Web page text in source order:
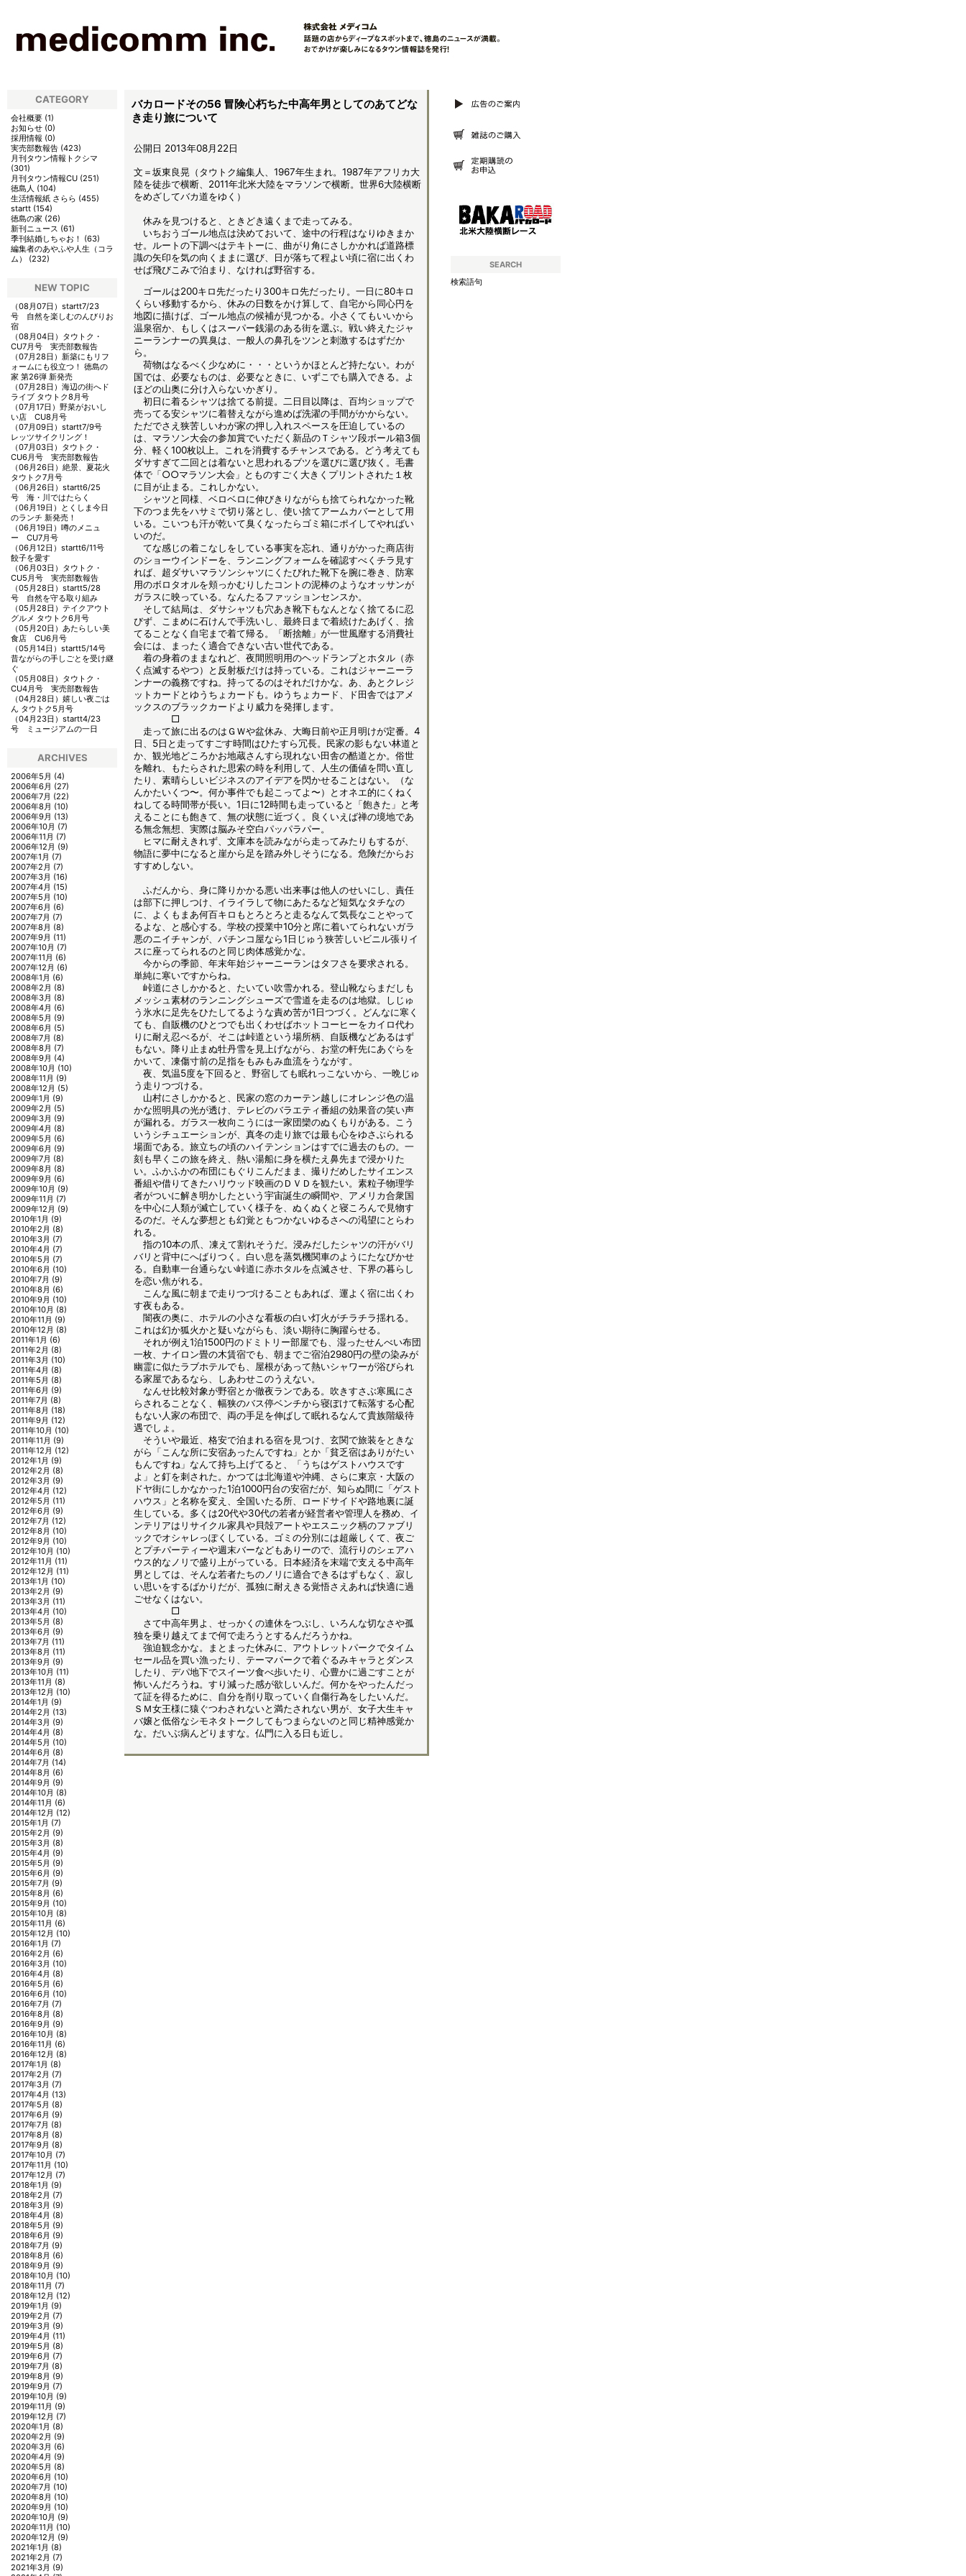
バカロードその56 冒険心朽ちた中高年男としてのあてどな
き走り旅について
公開日 2013年08月22日
文＝坂東良晃（タウトク編集人、1967年生まれ。1987年アフリカ大
陸を徒歩で横断、2011年北米大陸をマラソンで横断。世界6大陸横断
をめざしてバカ道をゆく）
休みを見つけると、ときどき遠くまで走ってみる。
いちおうゴール地点は決めておいて、途中の行程はなりゆきまか
せ。ルートの下調べはテキトーに、曲がり角にさしかかれば道路標
識の矢印を気の向くままに選び、日が落ちて程よい頃に宿に出くわ
せば飛びこみで泊まり、なければ野宿する。
ゴールは200キロ先だったり300キロ先だったり。一日に80キロ
くらい移動するから、休みの日数をかけ算して、自宅から同心円を
地図に描けば、ゴール地点の候補が見つかる。小さくてもいいから
温泉宿か、もしくはスーパー銭湯のある街を選ぶ。戦い終えたジャ
ニーランナーの異臭は、一般人の鼻孔をツンと刺激するはずだか
ら。
荷物はなるべく少なめに・・・というかほとんど持たない。わが
国では、必要なものは、必要なときに、いずこでも購入できる。よ
ほどの山奥に分け入らないかぎり。
初日に着るシャツは捨てる前提。二日目以降は、百均ショップで
売ってる安シャツに着替えながら進めば洗濯の手間がかからない。
ただでさえ狭苦しいわが家の押し入れスペースを圧迫しているの
は、マラソン大会の参加賞でいただく新品のＴシャツ段ボール箱3個
分、軽く100枚以上。これを消費するチャンスである。どう考えても
ダサすぎて二回とは着ないと思われるブツを選びに選び抜く。毛書
体で「○○マラソン大会」とものすごく大きくプリントされた１枚
に目が止まる。これしかない。
シャツと同様、ベロベロに伸びきりながらも捨てられなかった靴
下のつま先をハサミで切り落とし、使い捨てアームカバーとして用
いる。こいつも汗が乾いて臭くなったらゴミ箱にポイしてやればい
いのだ。
てな感じの着こなしをしている事実を忘れ、通りがかった商店街
のショーウインドーを、ランニングフォームを確認すべくチラ見す
れば、超ダサいマラソンシャツにくたびれた靴下を腕に巻き、防寒
用のボロタオルを頬っかむりしたコントの泥棒のようなオッサンが
ガラスに映っている。なんたるファッションセンスか。
そして結局は、ダサシャツも穴あき靴下もなんとなく捨てるに忍
びず、こまめに石けんで手洗いし、最終日まで着続けたあげく、捨
てることなく自宅まで着て帰る。「断捨離」が一世風靡する消費社
会には、まったく適合できない古い世代である。
着の身着のままなれど、夜間照明用のヘッドランプとホタル（赤
く点滅するやつ）と反射板だけは持っている。これはジャーニーラ
ンナーの義務ですね。持ってるのはそれだけかな。あ、あとクレジ
ットカードとゆうちょカードも。ゆうちょカード、ド田舎ではアメ
ックスのブラックカードより威力を発揮します。
□
走って旅に出るのはＧＷや盆休み、大晦日前や正月明けが定番。4
日、5日と走ってすごす時間はひたすら冗長。民家の影もない林道と
か、観光地どころかお地蔵さんすら現れない田舎の酷道とか。俗世
を離れ、もたらされた思索の時を利用して、人生の価値を問い直し
たり、素晴らしいビジネスのアイデアを閃かせることはない。（な
んかたいくつ〜。何か事件でも起こってよ〜）とオネエ的にくねく
ねしてる時間帯が長い。1日に12時間も走っていると「飽きた」と考
えることにも飽きて、無の状態に近づく。良くいえば禅の境地であ
る無念無想、実際は脳みそ空白パッパラパー。
ヒマに耐えきれず、文庫本を読みながら走ってみたりもするが、
物語に夢中になると崖から足を踏み外しそうになる。危険だからお
すすめしない。
ふだんから、身に降りかかる悪い出来事は他人のせいにし、責任
は部下に押しつけ、イライラして物にあたるなど短気なタチなの
に、よくもまあ何百キロもとろとろと走るなんて気長なことやって
るよな、と感心する。学校の授業中10分と席に着いてられないガラ
悪のニイチャンが、パチンコ屋なら1日じゅう狭苦しいビニル張りイ
スに座ってられるのと同じ肉体感覚かな。
今からの季節、年末年始ジャーニーランはタフさを要求される。
単純に寒いですからね。
峠道にさしかかると、たいてい吹雪かれる。登山靴ならまだしも
メッシュ素材のランニングシューズで雪道を走るのは地獄。しじゅ
う氷水に足先をひたしてるような責め苦が1日つづく。どんなに寒く
ても、自販機のひとつでも出くわせばホットコーヒーをカイロ代わ
りに耐え忍べるが、そこは峠道という場所柄、自販機などあるはず
もない。降り止まぬ牡丹雪を見上げながら、お堂の軒先にあぐらを
かいて、凍傷寸前の足指をもみもみ血流をうながす。
夜、気温5度を下回ると、野宿しても眠れっこないから、一晩じゅ
う走りつづける。
山村にさしかかると、民家の窓のカーテン越しにオレンジ色の温
かな照明具の光が透け、テレビのバラエティ番組の効果音の笑い声
が漏れる。ガラス一枚向こうには一家団欒のぬくもりがある。こう
いうシチュエーションが、真冬の走り旅では最も心をゆさぶられる
場面である。旅立ちの頃のハイテンションはすでに過去のもの。一
刻も早くこの旅を終え、熱い湯船に身を横たえ鼻先まで浸かりた
い。ふかふかの布団にもぐりこんだまま、撮りだめしたサイエンス
番組や借りてきたハリウッド映画のＤＶＤを観たい。素粒子物理学
者がついに解き明かしたという宇宙誕生の瞬間や、アメリカ合衆国
を中心に人類が滅亡していく様子を、ぬくぬくと寝ころんで見物す
るのだ。そんな夢想とも幻覚ともつかないゆるさへの渇望にとらわ
れる。
指の10本の爪、凍えて割れそうだ。浸みだしたシャツの汗がバリ
バリと背中にへばりつく。白い息を蒸気機関車のようにたなびかせ
る。自動車一台通らない峠道に赤ホタルを点滅させ、下界の暮らし
を恋い焦がれる。
こんな風に朝まで走りつづけることもあれば、運よく宿に出くわ
す夜もある。
闇夜の奥に、ホテルの小さな看板の白い灯火がチラチラ揺れる。
これは幻か狐火かと疑いながらも、淡い期待に胸躍らせる。
それが例え1泊1500円のドミトリー部屋でも、湿ったせんべい布団
一枚、ナイロン畳の木賃宿でも、朝までご宿泊2980円の壁の染みが
幽霊に似たラブホテルでも、屋根があって熱いシャワーが浴びられ
る家屋であるなら、しあわせこのうえない。
なんせ比較対象が野宿とか徹夜ランである。吹きすさぶ寒風にさ
らされることなく、幅狭のバス停ベンチから寝ぼけて転落する心配
もない人家の布団で、両の手足を伸ばして眠れるなんて貴族階級待
遇でしょ。
そういや最近、格安で泊まれる宿を見つけ、玄関で旅装をときな
がら「こんな所に安宿あったんですね」とか「貧乏宿はありがたい
もんですね」なんて持ち上げてると、「うちはゲストハウスです
よ」と釘を刺された。かつては北海道や沖縄、さらに東京・大阪の
ドヤ街にしかなかった1泊1000円台の安宿だが、知らぬ間に「ゲスト
ハウス」と名称を変え、全国いたる所、ロードサイドや路地裏に誕
生している。多くは20代や30代の若者が経営者や管理人を務め、イ
ンテリアはリサイクル家具や貝殻アートやエスニック柄のファブリ
ックでオシャレっぽくしている。ゴミの分別には超厳しくて、夜ご
とプチパーティーや週末バーなどもありーので、流行りのシェアハ
ウス的なノリで盛り上がっている。日本経済を末端で支える中高年
男としては、そんな若者たちのノリに適合できるはずもなく、寂し
い思いをするばかりだが、孤独に耐えきる覚悟さえあれば快適に過
ごせなくはない。
□
さて中高年男よ、せっかくの連休をつぶし、いろんな切なさや孤
独を乗り越えてまで何で走ろうとするんだろうかね。
強迫観念かな。まとまった休みに、アウトレットパークでタイム
セール品を買い漁ったり、テーマパークで着ぐるみキャラとダンス
したり、デパ地下でスイーツ食べ歩いたり、心豊かに過ごすことが
怖いんだろうね。すり減った感が欲しいんだ。何かをやったんだっ
て証を得るために、自分を削り取っていく自傷行為をしたいんだ。
ＳＭ女王様に猿ぐつわされないと満たされない男が、女子大生キャ
バ嬢と低俗なシモネタトークしてもつまらないのと同じ精神感覚か
な。だいぶ病んどりますな。仏門に入る日も近し。
CATEGORY
会社概要 (1)
お知らせ (0)
採用情報 (0)
実売部数報告 (423)
月刊タウン情報トクシマ
(301)
月刊タウン情報CU (251)
徳島人 (104)
生活情報紙 さらら (455)
startt (154)
徳島の家 (26)
新刊ニュース (61)
季刊結婚しちゃお！
(63)
編集者のあやふや人生（コラ
ム）
(232)
NEW TOPIC
（08月07日） startt7/23
号 自然を楽しむのんびりお
宿
（08月04日） タウトク・
CU7月号 実売部数報告
（07月28日） 新築にもリフ
ォームにも役立つ！ 徳島の
家 第26弾 新発売
（07月28日） 海辺の街へド
ライブ タウトク8月号
（07月17日） 野菜がおいし
い店 CU8月号
（07月09日） startt7/9号
レッツサイクリング！
（07月03日） タウトク・
CU6月号 実売部数報告
（06月26日） 絶景、夏花火
タウトク7月号
（06月26日） startt6/25
号 海・川ではたらく
（06月19日）
とくしま今日
のランチ 新発売！
（06月19日） 噂のメニュ
ー CU7月号
（06月12日） startt6/11号
餃子を愛す
（06月03日） タウトク・
CU5月号 実売部数報告
（05月28日） startt5/28
号 自然を守る取り組み
（05月28日） テイクアウト
グルメ タウトク6月号
（05月20日） あたらしい美
食店 CU6月号
（05月14日） startt5/14号
昔ながらの手しごとを受け継
ぐ
（05月08日） タウトク・
CU4月号 実売部数報告
（04月28日） 嬉しい夜ごは
ん タウトク5月号
（04月23日） startt4/23
号 ミュージアムの一日
ARCHIVES
2006年5月 (4)
2006年6月 (27)
2006年7月 (22)
2006年8月 (10)
2006年9月 (13)
2006年10月 (7)
2006年11月 (7)
2006年12月 (9)
2007年1月 (7)
2007年2月 (7)
2007年3月 (16)
2007年4月 (15)
2007年5月 (10)
2007年6月 (6)
2007年7月 (7)
2007年8月 (8)
2007年9月 (11)
2007年10月 (7)
2007年11月 (6)
2007年12月 (6)
2008年1月 (6)
2008年2月 (8)
2008年3月 (8)
2008年4月 (6)
2008年5月 (9)
2008年6月 (5)
2008年7月 (8)
2008年8月 (7)
2008年9月 (4)
2008年10月 (10)
2008年11月 (9)
2008年12月 (5)
2009年1月 (9)
2009年2月 (5)
2009年3月 (9)
2009年4月 (8)
2009年5月 (6)
2009年6月 (9)
2009年7月 (8)
2009年8月 (8)
2009年9月 (6)
2009年10月 (9)
2009年11月 (7)
2009年12月 (9)
2010年1月 (9)
2010年2月 (8)
2010年3月 (7)
2010年4月 (7)
2010年5月 (7)
2010年6月 (10)
2010年7月 (9)
2010年8月 (6)
2010年9月 (10)
2010年10月 (8)
2010年11月 (9)
2010年12月 (8)
2011年1月 (6)
2011年2月 (8)
2011年3月 (10)
2011年4月 (8)
2011年5月 (8)
2011年6月 (9)
2011年7月 (8)
2011年8月 (18)
2011年9月 (12)
2011年10月 (10)
2011年11月 (9)
2011年12月 (12)
2012年1月 (9)
2012年2月 (8)
2012年3月 (9)
2012年4月 (12)
2012年5月 (11)
2012年6月 (9)
2012年7月 (12)
2012年8月 (10)
2012年9月 (10)
2012年10月 (10)
2012年11月 (11)
2012年12月 (11)
2013年1月 (10)
2013年2月 (9)
2013年3月 (11)
2013年4月 (10)
2013年5月 (8)
2013年6月 (9)
2013年7月 (11)
2013年8月 (11)
2013年9月 (9)
2013年10月 (11)
2013年11月 (8)
2013年12月 (10)
2014年1月 (9)
2014年2月 (13)
2014年3月 (9)
2014年4月 (8)
2014年5月 (10)
2014年6月 (8)
2014年7月 (14)
2014年8月 (6)
2014年9月 (9)
2014年10月 (8)
2014年11月 (6)
2014年12月 (12)
2015年1月 (7)
2015年2月 (9)
2015年3月 (8)
2015年4月 (9)
2015年5月 (9)
2015年6月 (9)
2015年7月 (9)
2015年8月 (6)
2015年9月 (10)
2015年10月 (8)
2015年11月 (6)
2015年12月 (10)
2016年1月 (7)
2016年2月 (6)
2016年3月 (10)
2016年4月 (8)
2016年5月 (6)
2016年6月 (10)
2016年7月 (7)
2016年8月 (8)
2016年9月 (9)
2016年10月 (8)
2016年11月 (6)
2016年12月 (8)
2017年1月 (8)
2017年2月 (7)
2017年3月 (7)
2017年4月 (13)
2017年5月 (8)
2017年6月 (9)
2017年7月 (8)
2017年8月 (8)
2017年9月 (8)
2017年10月 (7)
2017年11月 (10)
2017年12月 (7)
2018年1月 (9)
2018年2月 (7)
2018年3月 (9)
2018年4月 (8)
2018年5月 (9)
2018年6月 (9)
2018年7月 (9)
2018年8月 (6)
2018年9月 (9)
2018年10月 (10)
2018年11月 (7)
2018年12月 (12)
2019年1月 (9)
2019年2月 (7)
2019年3月 (9)
2019年4月 (11)
2019年5月 (8)
2019年6月 (7)
2019年7月 (8)
2019年8月 (9)
2019年9月 (7)
2019年10月 (9)
2019年11月 (9)
2019年12月 (7)
2020年1月 (8)
2020年2月 (9)
2020年3月 (6)
2020年4月 (9)
2020年5月 (8)
2020年6月 (10)
2020年7月 (10)
2020年8月 (10)
2020年9月 (10)
2020年10月 (9)
2020年11月 (10)
2020年12月 (9)
2021年1月 (8)
2021年2月 (7)
2021年3月 (9)
SEARCH
検索語句